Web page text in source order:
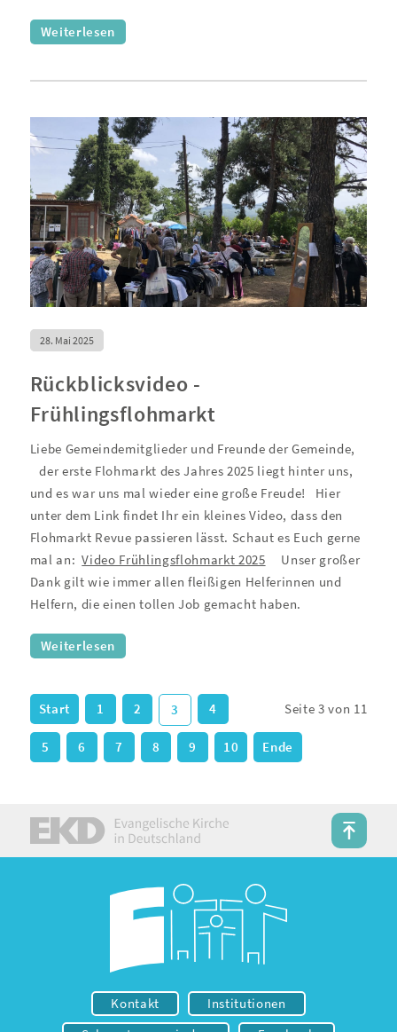
Weiterlesen
28. Mai 2025
Rückblicksvideo -
Frühlingsflohmarkt
Liebe Gemeindemitglieder und Freunde der Gemeinde,
der erste Flohmarkt des Jahres 2025 liegt hinter uns,
und es war uns mal wieder eine große Freude!
Hier
unter dem Link findet Ihr ein kleines Video, dass den
Flohmarkt Revue passieren lässt. Schaut es Euch gerne
mal an: Video Frühlingsflohmarkt 2025
Unser großer
Dank gilt wie immer allen fleißigen Helferinnen und
Helfern, die einen tollen Job gemacht haben.
Weiterlesen
Seite 3 von 11
Start 1 2 3 4
5 6 7 8 9 10 Ende
Kontakt
Institutionen